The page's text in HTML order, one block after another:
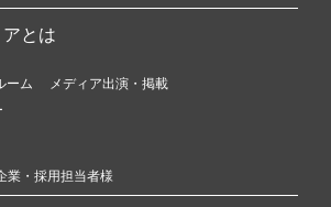
とは
ーム
メディア出演・掲載
業・採用担当者様